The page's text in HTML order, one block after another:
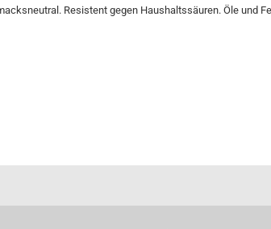
Resistent gegen Haushaltssäuren. Öle und